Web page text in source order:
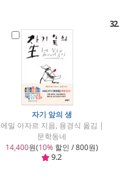
자기 앞의 생
에밀 아자르 지음, 용경식 옮김 |
문학동네
14,400원(10% 할인 / 800원)
9.2
32.